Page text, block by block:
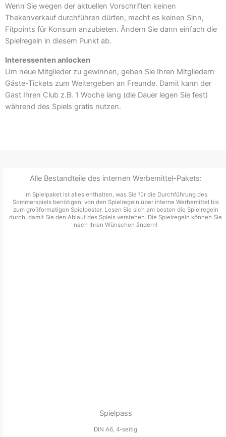
Wenn Sie wegen der aktuellen Vorschriften keinen
Thekenverkauf durchführen dürfen, macht es keinen Sinn,
Fitpoints für Konsum anzubieten. Ändern Sie dann einfach die
Spielregeln in diesem Punkt ab.
Interessenten anlocken
Um neue Mitglieder zu gewinnen, geben Sie Ihren Mitgliedern
Gäste-Tickets zum Weitergeben an Freunde. Damit kann der
Gast Ihren Club z.B. 1 Woche lang (die Dauer legen Sie fest)
während des Spiels gratis nutzen.
Alle Bestandteile des internen Werbemittel-Pakets:
Im Spielpaket ist alles enthalten, was Sie für die Durchführung des
Sommerspiels benötigen: von den Spielregeln über interne Werbemittel bis
zum großformatigen Spielposter. Lesen Sie sich am besten die Spielregeln
durch, damit Sie den Ablauf des Spiels verstehen. Die Spielregeln können Sie
nach Ihren Wünschen ändern!
Spielpass
DIN A6, 4-seitig